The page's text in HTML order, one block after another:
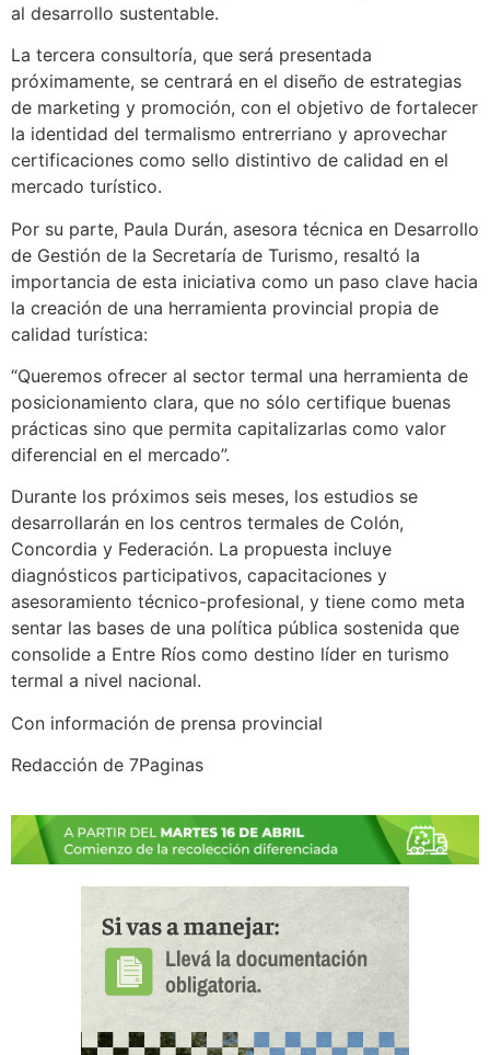
al desarrollo sustentable.
La tercera consultoría, que será presentada
próximamente, se centrará en el diseño de estrategias
de marketing y promoción, con el objetivo de fortalecer
la identidad del termalismo entrerriano y aprovechar
certificaciones como sello distintivo de calidad en el
mercado turístico.
Por su parte, Paula Durán, asesora técnica en Desarrollo
de Gestión de la Secretaría de Turismo, resaltó la
importancia de esta iniciativa como un paso clave hacia
la creación de una herramienta provincial propia de
calidad turística:
“Queremos ofrecer al sector termal una herramienta de
posicionamiento clara, que no sólo certifique buenas
prácticas sino que permita capitalizarlas como valor
diferencial en el mercado”.
Durante los próximos seis meses, los estudios se
desarrollarán en los centros termales de Colón,
Concordia y Federación. La propuesta incluye
diagnósticos participativos, capacitaciones y
asesoramiento técnico-profesional, y tiene como meta
sentar las bases de una política pública sostenida que
consolide a Entre Ríos como destino líder en turismo
termal a nivel nacional.
Con información de prensa provincial
Redacción de 7Paginas